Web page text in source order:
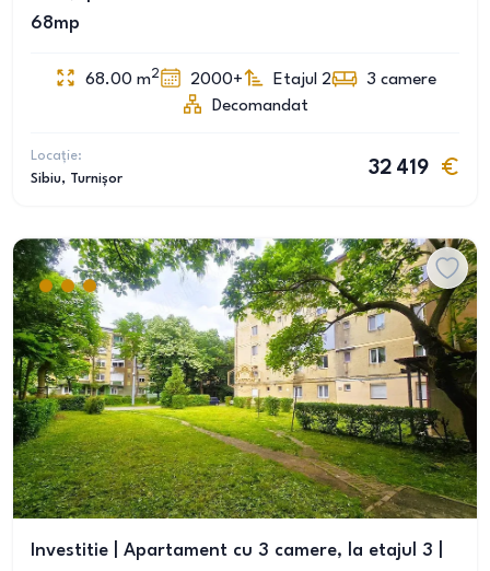
68mp
68.00 m2 2000+ Etajul 2 3 camere
Decomandat
Locație:
Sibiu, Turnișor
32 419
Investitie | Apartament cu 3 camere, la etajul 3 |